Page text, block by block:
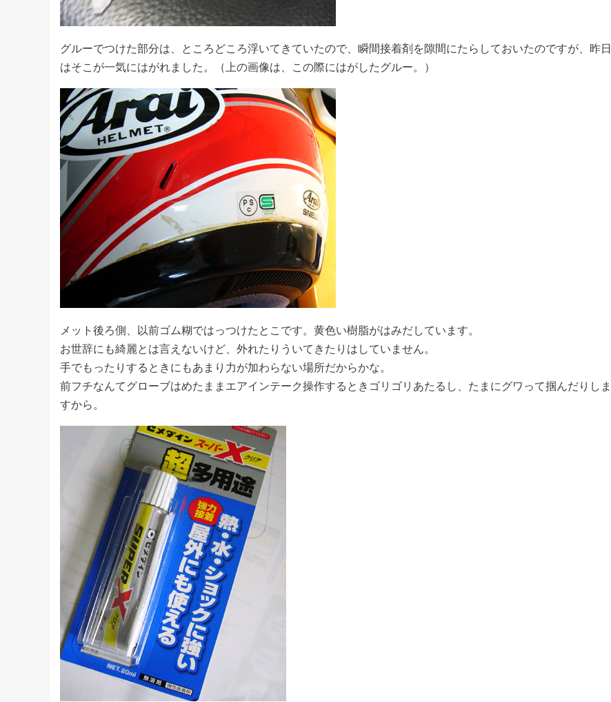
グルーでつけた部分は、ところどころ浮いてきていたので、瞬間接着剤を隙間にたらしておいたのですが、昨日
はそこが一気にはがれました。（上の画像は、この際にはがしたグルー。）
メット後ろ側、以前ゴム糊ではっつけたとこです。黄色い樹脂がはみだしています。
お世辞にも綺麗とは言えないけど、外れたりういてきたりはしていません。
手でもったりするときにもあまり力が加わらない場所だからかな。
前フチなんてグローブはめたままエアインテーク操作するときゴリゴリあたるし、たまにグワって掴んだりしま
すから。